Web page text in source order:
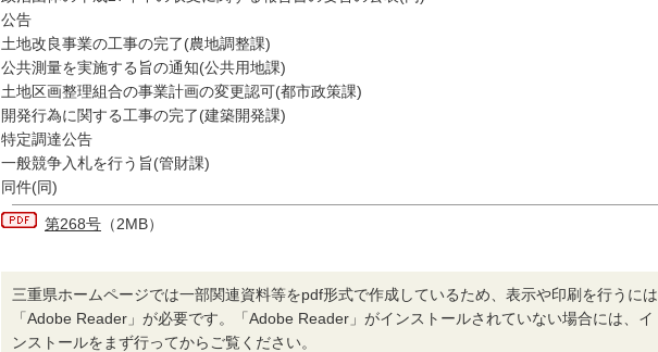
公告
土地改良事業の工事の完了(農地調整課)
公共測量を実施する旨の通知(公共用地課)
土地区画整理組合の事業計画の変更認可(都市政策課)
開発行為に関する工事の完了(建築開発課)
特定調達公告
一般競争入札を行う旨(管財課)
同件(同)
第268号 （2MB）
三重県ホームページでは一部関連資料等をpdf形式で作成しているため、表示や印刷を行うには
「Adobe Reader」が必要です。「Adobe Reader」がインストールされていない場合には、イ
ンストールをまず行ってからご覧ください。